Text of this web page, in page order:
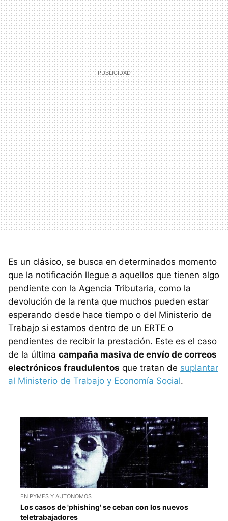
Es un clásico, se busca en determinados momento
que la notificación llegue a aquellos que tienen algo
pendiente con la Agencia Tributaria, como la
devolución de la renta que muchos pueden estar
esperando desde hace tiempo o del Ministerio de
Trabajo si estamos dentro de un ERTE o
pendientes de recibir la prestación. Este es el caso
de la última campaña masiva de envío de correos
electrónicos fraudulentos que tratan de suplantar
al Ministerio de Trabajo y Economía Social.
EN PYMES Y AUTONOMOS
Los casos de 'phishing' se ceban con los nuevos
teletrabajadores